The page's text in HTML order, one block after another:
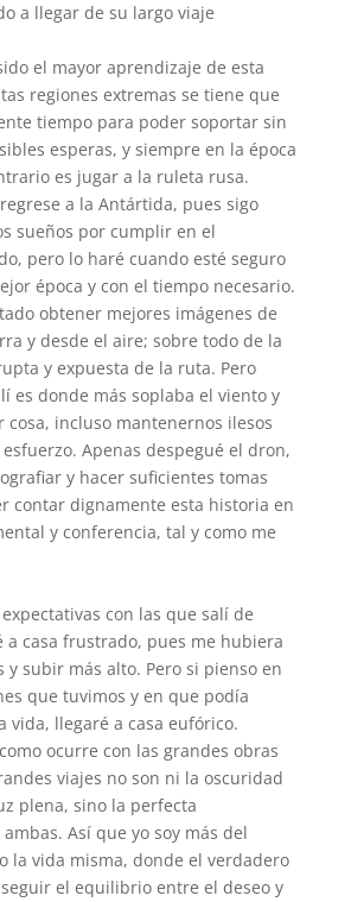
a llegar de su largo viaje
el mayor aprendizaje de esta
regiones extremas se tiene que
tiempo para poder soportar sin
esperas, y siempre en la época
es jugar a la ruleta rusa.
a la Antártida, pues sigo
sueños por cumplir en el
pero lo haré cuando esté seguro
época y con el tiempo necesario.
obtener mejores imágenes de
y desde el aire; sobre todo de la
y expuesta de la ruta. Pero
es donde más soplaba el viento y
incluso mantenernos ilesos
Apenas despegué el dron,
y hacer suficientes tomas
contar dignamente esta historia en
y conferencia, tal y como me
con las que salí de
a casa frustrado, pues me hubiera
y subir más alto. Pero si pienso en
que tuvimos y en que podía
vida, llegaré a casa eufórico.
ocurre con las grandes obras
viajes no son ni la oscuridad
plena, sino la perfecta
Así que yo soy más del
la vida misma, donde el verdadero
el equilibrio entre el deseo y